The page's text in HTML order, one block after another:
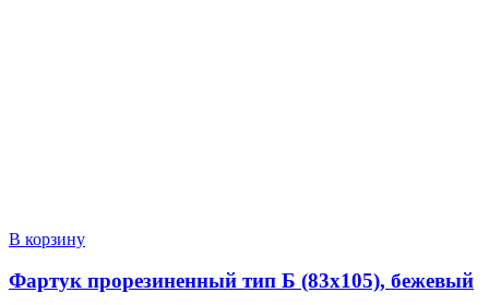
В корзину
Фартук прорезиненный тип Б (83х105), бежевый